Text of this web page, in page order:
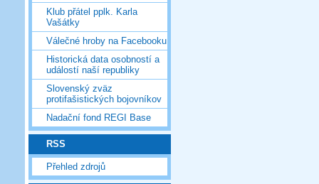
Klub přátel pplk. Karla
Vašátky
Válečné hroby na Facebooku
Historická data osobností a
událostí naší republiky
Slovenský zväz
protifašistických bojovníkov
Nadační fond REGI Base
RSS
Přehled zdrojů